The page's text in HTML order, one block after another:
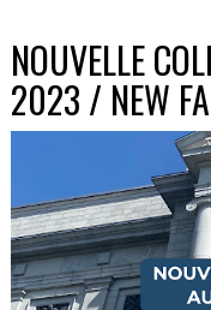
NOUVELLE
2023 / NEW